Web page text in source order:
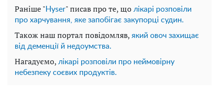
Раніше " Нyser" писав про те, що лікарі розповіли
про харчування, яке запобігає закупорці судин.
Також наш портал повідомляв, який овоч захищає
від деменції й недоумства.
Нагадуємо, лікарі розповіли про неймовірну
небезпеку соєвих продуктів.